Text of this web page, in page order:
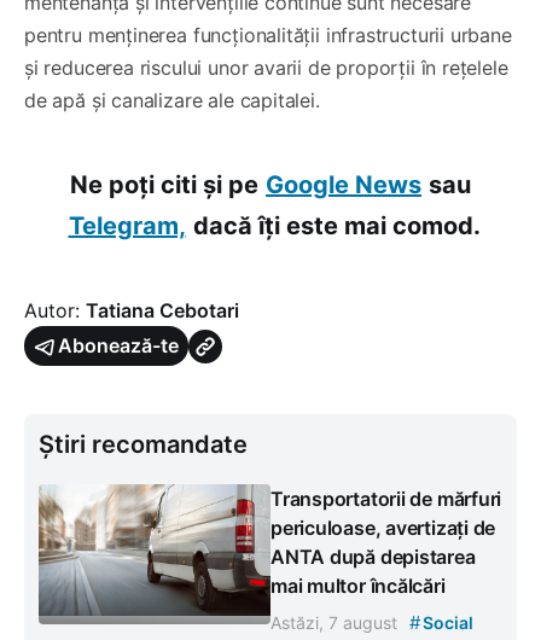
pentru menținerea funcționalității infrastructurii urbane
și reducerea riscului unor avarii de proporții în rețelele
de apă și canalizare ale capitalei.
Ne poți citi și pe Google News sau
Telegram, dacă îți este mai comod.
Autor: Tatiana Cebotari
Abonează-te
Știri recomandate
Transportatorii de mărfuri
periculoase, avertizați de
ANTA după depistarea
mai multor încălcări
Astăzi, 7 august #Social